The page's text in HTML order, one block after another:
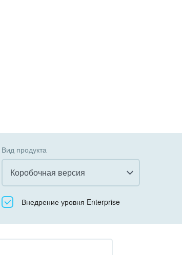
Вид продукта
Коробочная версия
Все
Коробочная версия
Внедрение уровня Enterprise